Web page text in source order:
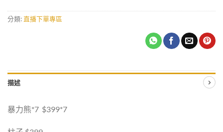
分類: 直播下單專區
描述
暴力熊*7 $399*7